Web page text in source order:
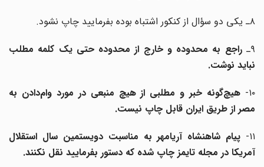
راجع به محدوده و خارج از محدوده حتی یک کلمه مطلب
نباید نوشت.
هیچ‌گونه خبر و مطلبی از هیچ منبعی در مورد وام‌دادن به
مصر از طریق ایران قابل چاپ نیست.
پیام شاهنشاه آریامهر به مناسبت دویستمین سال استقلال
آمریکا در مجله تایمز چاپ شده که دستور بفرمایید نقل نکنند.